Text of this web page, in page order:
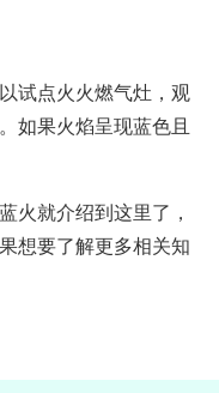
试点火火燃气灶，观
如果火焰呈现蓝色且
火就介绍到这里了，
想要了解更多相关知